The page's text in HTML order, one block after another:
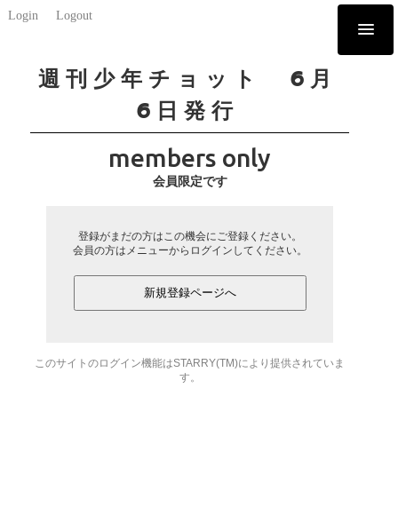
Login Logout
週刊少年チョット 6月
6日発行
members only
会員限定です
登録がまだの方はこの機会にご登録ください。
会員の方はメニューからログインしてください。
新規登録ページへ
このサイトのログイン機能はSTARRY(TM)により提供されていま
す。